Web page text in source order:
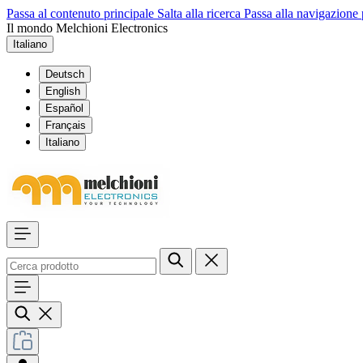
Passa al contenuto principale Salta alla ricerca Passa alla
Il mondo Melchioni Electronics
Italiano
Deutsch
English
Español
Français
Italiano